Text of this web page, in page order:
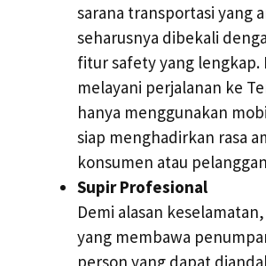
sarana transportasi yang
seharusnya dibekali
fitur safety yang lengkap.
melayani perjalanan ke
hanya menggunakan
siap menghadirkan rasa
konsumen atau
Supir Profesional
Demi alasan
yang membawa
person yang dapat